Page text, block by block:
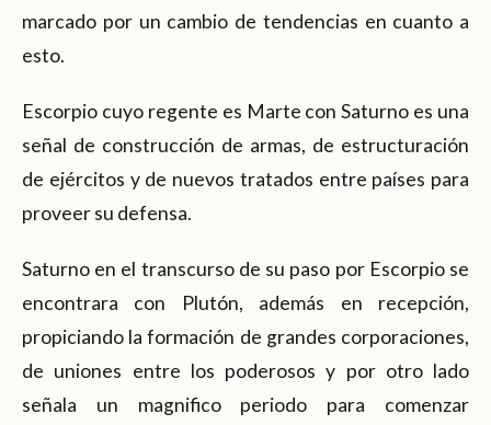
marcado por un cambio de tendencias en cuanto a
esto.
Escorpio cuyo regente es Marte con Saturno es una
señal de construcción de armas, de estructuración
de ejércitos y de nuevos tratados entre países para
proveer su defensa.
Saturno en el transcurso de su paso por Escorpio se
encontrara con Plutón, además en recepción,
propiciando la formación de grandes corporaciones,
de uniones entre los poderosos y por otro lado
señala un magnifico periodo para comenzar